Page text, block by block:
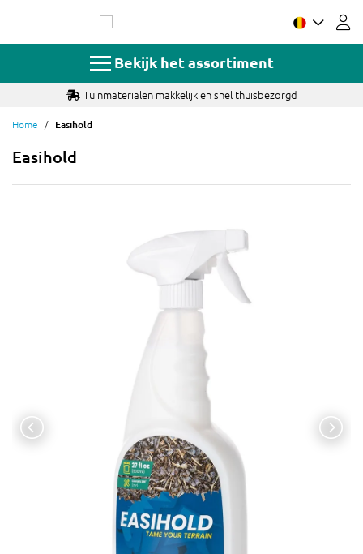
de
Bekijk het assortiment
Tuinmaterialen makkelijk en snel thuisbezorgd
Home Easihold
Easihold